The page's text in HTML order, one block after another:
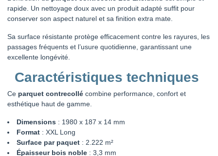
rapide. Un nettoyage doux avec un produit adapté suffit pour
conserver son aspect naturel et sa finition extra mate.
Sa surface résistante protège efficacement contre les rayures, les
passages fréquents et l’usure quotidienne, garantissant une
excellente longévité.
Caractéristiques techniques
Ce parquet contrecollé combine performance, confort et
esthétique haut de gamme.
Dimensions : 1980 x 187 x 14 mm
Format : XXL Long
Surface par paquet : 2.222 m²
Épaisseur bois noble : 3,3 mm